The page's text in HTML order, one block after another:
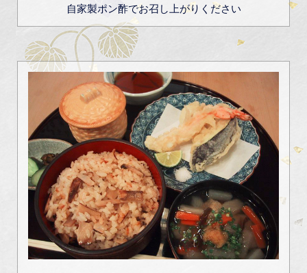
自家製ポン酢でお召し上がりください